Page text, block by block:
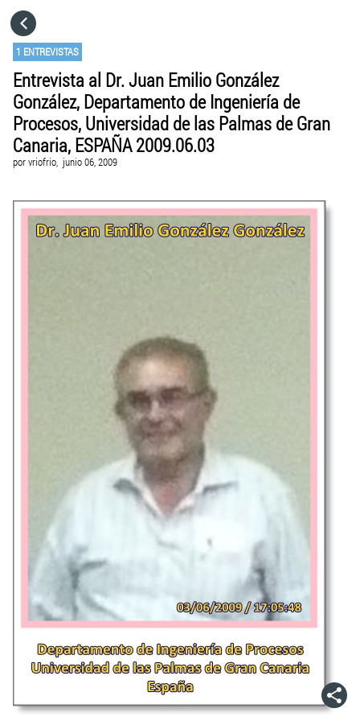
1 ENTREVISTAS
Entrevista al Dr. Juan Emilio González
González, Departamento de Ingeniería de
Procesos, Universidad de las Palmas de Gran
Canaria, ESPAÑA 2009.06.03
porvriofrio, junio 06, 2009
CATEGORÍAS
IR A